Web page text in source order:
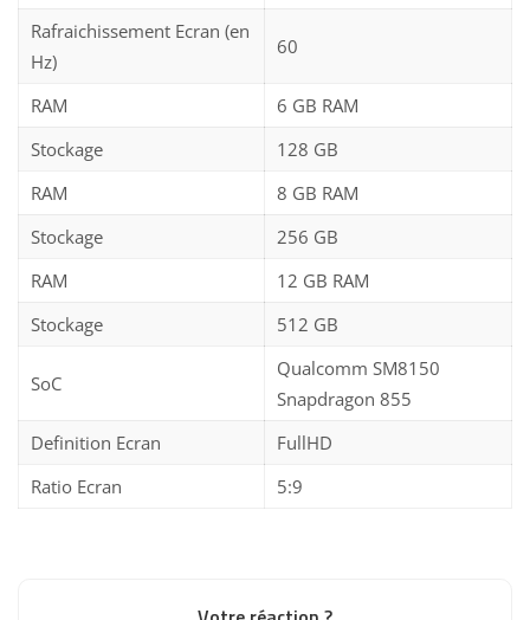
Rafraichissement Ecran (en
Hz)
60
RAM
6 GB RAM
Stockage
128 GB
RAM
8 GB RAM
Stockage
256 GB
RAM
12 GB RAM
Stockage
512 GB
SoC
Qualcomm SM8150
Snapdragon 855
Definition Ecran
FullHD
Ratio Ecran
5:9